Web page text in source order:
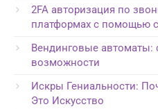
2FA авторизация по
платформах с помощью
Вендинговые автоматы:
возможности
Искры Гениальности:
Это Искусство